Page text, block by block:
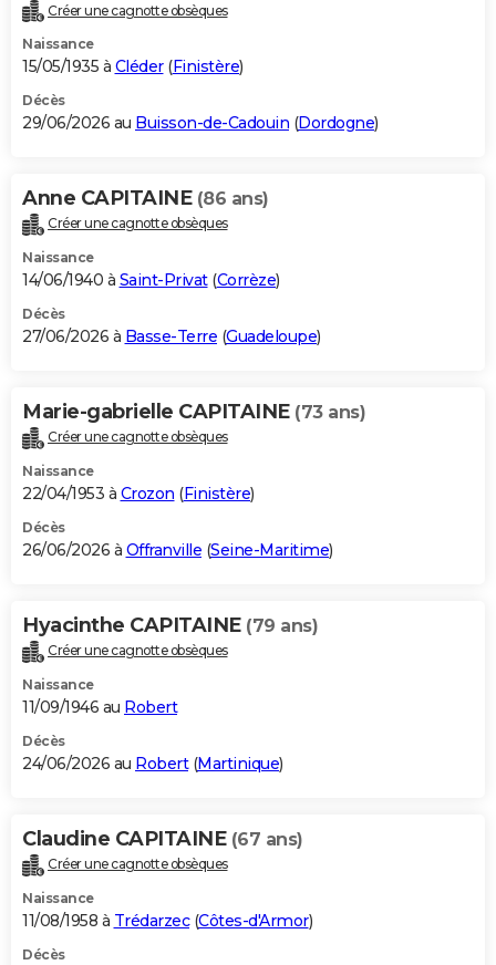
Créer une cagnotte obsèques
Naissance
15/05/1935 à Cléder(Finistère)
Décès
29/06/2026 au Buisson-de-Cadouin (Dordogne)
Anne CAPITAINE (86 ans)
Créer une cagnotte obsèques
Naissance
14/06/1940 à Saint-Privat(Corrèze)
Décès
27/06/2026 à Basse-Terre (Guadeloupe)
Marie-gabrielle CAPITAINE (73 ans)
Créer une cagnotte obsèques
Naissance
22/04/1953 à Crozon (Finistère)
Décès
26/06/2026 à Offranville (Seine-Maritime)
Hyacinthe CAPITAINE (79 ans)
Créer une cagnotte obsèques
Naissance
11/09/1946 au Robert
Décès
24/06/2026 au Robert(Martinique)
Claudine CAPITAINE (67 ans)
Créer une cagnotte obsèques
Naissance
11/08/1958 à Trédarzec(Côtes-d'Armor)
Décès